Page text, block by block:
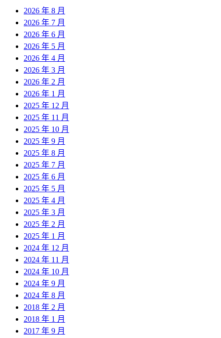
2026 年 8 月
2026 年 7 月
2026 年 6 月
2026 年 5 月
2026 年 4 月
2026 年 3 月
2026 年 2 月
2026 年 1 月
2025 年 12 月
2025 年 11 月
2025 年 10 月
2025 年 9 月
2025 年 8 月
2025 年 7 月
2025 年 6 月
2025 年 5 月
2025 年 4 月
2025 年 3 月
2025 年 2 月
2025 年 1 月
2024 年 12 月
2024 年 11 月
2024 年 10 月
2024 年 9 月
2024 年 8 月
2018 年 2 月
2018 年 1 月
2017 年 9 月